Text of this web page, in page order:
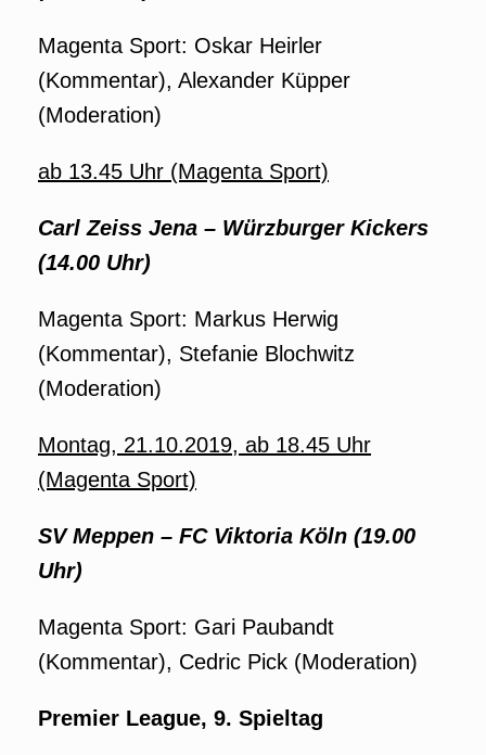
Magenta Sport: Oskar Heirler
(Kommentar), Alexander Küpper
(Moderation)
ab 13.45 Uhr (Magenta Sport)
Carl Zeiss Jena – Würzburger Kickers
(14.00 Uhr)
Magenta Sport: Markus Herwig
(Kommentar), Stefanie Blochwitz
(Moderation)
Montag, 21.10.2019, ab 18.45 Uhr
(Magenta Sport)
SV Meppen – FC Viktoria Köln (19.00
Uhr)
Magenta Sport: Gari Paubandt
(Kommentar), Cedric Pick (Moderation)
Premier League, 9. Spieltag